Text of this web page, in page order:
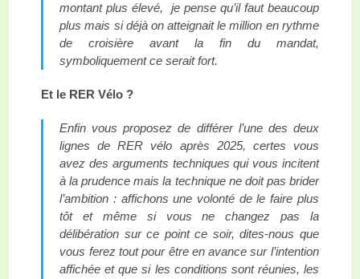
montant plus élevé, je pense qu’il faut beaucoup
plus mais si déjà on atteignait le million en rythme
de croisière avant la fin du mandat,
symboliquement ce serait fort.
Et le RER Vélo ?
Enfin vous proposez de différer l’une des deux
lignes de RER vélo après 2025, certes vous
avez des arguments techniques qui vous incitent
à la prudence mais la technique ne doit pas brider
l’ambition : affichons une volonté de le faire plus
tôt et même si vous ne changez pas la
délibération sur ce point ce soir, dites-nous que
vous ferez tout pour être en avance sur l’intention
affichée et que si les conditions sont réunies, les